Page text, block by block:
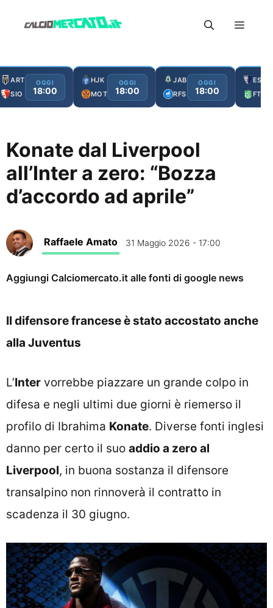
Menu
ART
SIO
OGGI
18:00
HJK
MOT
OGGI
18:00
JAB
RFS
OGGI
18:00
ESC
FTA
Konate dal Liverpool
all’Inter a zero: “Bozza
d’accordo ad aprile”
Raffaele Amato 31 Maggio 2026 - 17:00
Aggiungi Calciomercato.it alle fonti di google news
Il difensore francese è stato accostato anche
alla Juventus
L’Inter vorrebbe piazzare un grande colpo in
difesa e negli ultimi due giorni è riemerso il
profilo di Ibrahima Konate. Diverse fonti inglesi
danno per certo il suo addio a zero al
Liverpool, in buona sostanza il difensore
transalpino non rinnoverà il contratto in
scadenza il 30 giugno.